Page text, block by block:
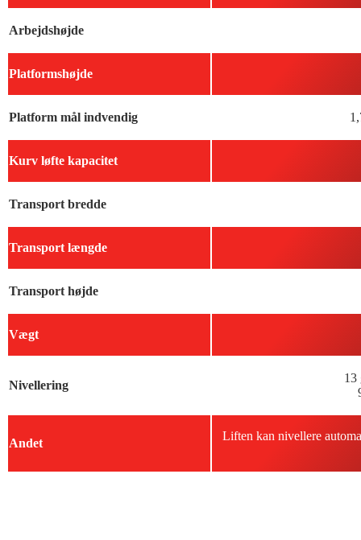
Arbejdshøjde
Platformshøjde
Platform mål indvendig
Kurv løfte kapacitet
Transport bredde
Transport længde
Transport højde
Vægt
Nivellering
13
Andet
Liften kan nivellere